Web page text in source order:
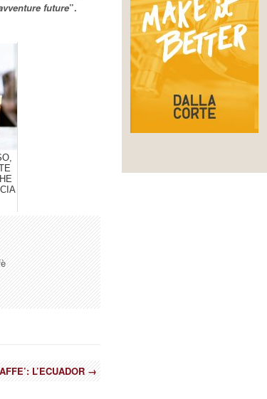
future”.
L’ECUADOR→